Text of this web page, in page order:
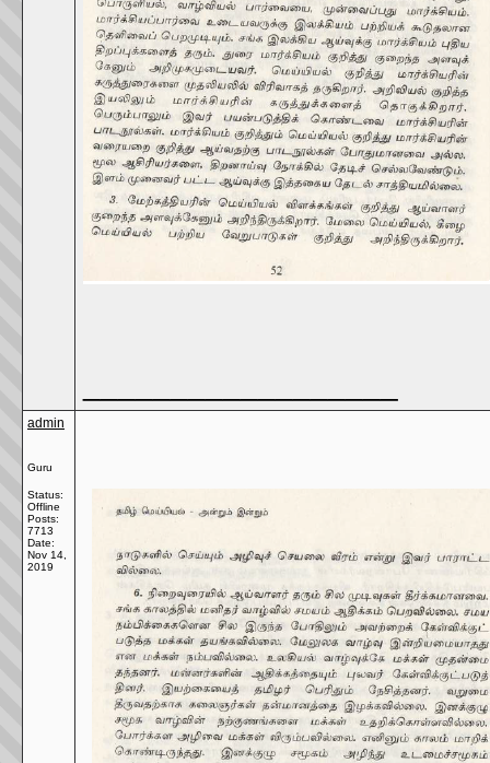
admin
Guru
Status:
Offline
Posts:
7713
Date:
Nov 14,
2019